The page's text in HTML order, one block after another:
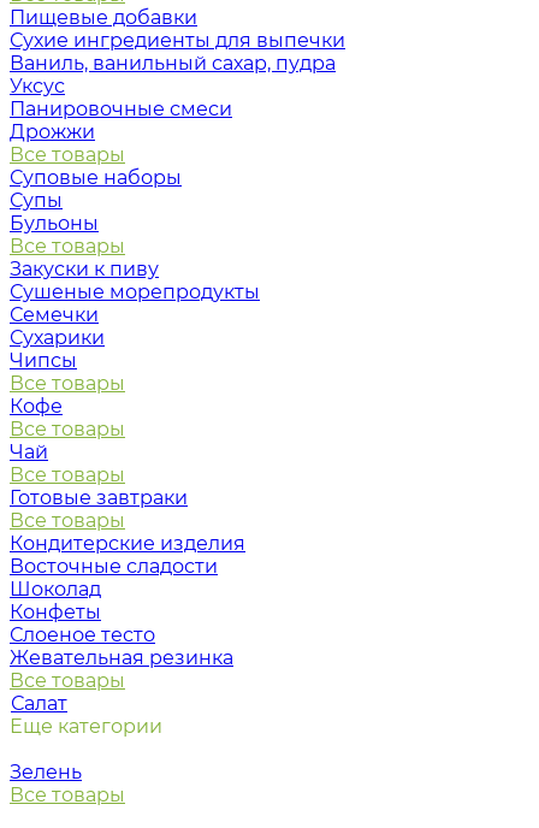
Пищевые добавки
Сухие ингредиенты для выпечки
Ваниль, ванильный сахар, пудра
Уксус
Панировочные смеси
Дрожжи
Все товары
Суповые наборы
Супы
Бульоны
Все товары
Закуски к пиву
Сушеные морепродукты
Семечки
Сухарики
Чипсы
Все товары
Кофе
Все товары
Чай
Все товары
Готовые завтраки
Все товары
Кондитерские изделия
Восточные сладости
Шоколад
Конфеты
Слоеное тесто
Жевательная резинка
Все товары
Салат
Еще категории
Зелень
Все товары